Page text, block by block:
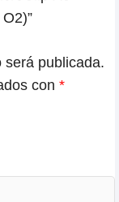
será publicada.
con *